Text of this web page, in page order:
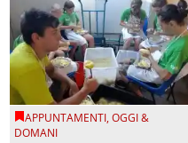
APPUNTAMENTI,OGGI &
DOMANI